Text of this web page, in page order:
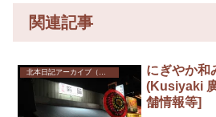
関連記事
にぎやか和
(Kusiyaki
舗情報等]